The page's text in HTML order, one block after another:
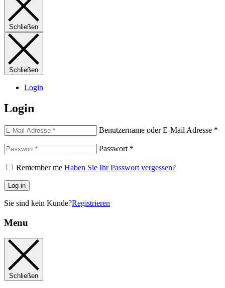
Schließen
Schließen
Login
Login
Benutzername oder E-Mail Adresse *
Passwort *
Remember me Haben Sie Ihr Passwort vergessen?
Log in
Sie sind kein Kunde?Registrieren
Menu
Schließen